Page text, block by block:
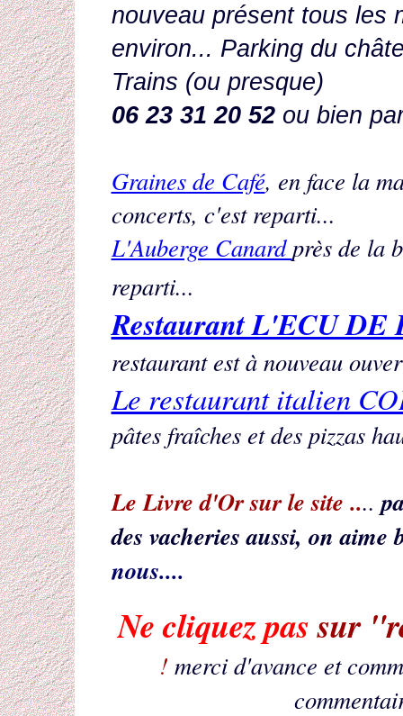
nouveau présent tous les
environ... Parking du
Trains (ou presque)
06 23 31 20 52 ou bien
Graines de Café, en face la
concerts, c'est reparti...
L'Auberge Canardprès de la
reparti...
Restaurant L'ECU DE
restaurant est à nouveau
Le restaurant italien
pâtes fraîches et des pizzas
Le Livre d'Or sur le site ....
des vacheries aussi, on
nous....
Ne cliquez passur
! merci d'avance et